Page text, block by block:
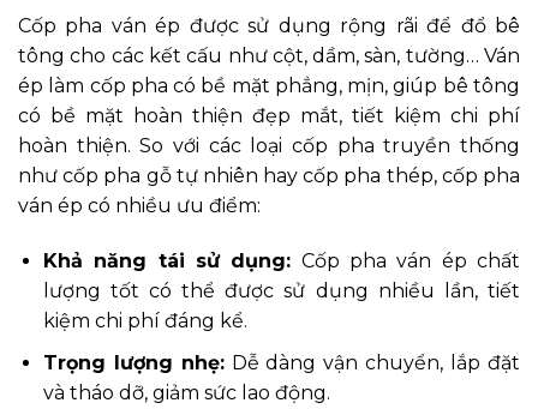
Cốp pha ván ép được sử dụng rộng rãi để đổ bê
tông cho các kết cấu như cột, dầm, sàn, tường… Ván
ép làm cốp pha có bề mặt phẳng, mịn, giúp bê tông
có bề mặt hoàn thiện đẹp mắt, tiết kiệm chi phí
hoàn thiện. So với các loại cốp pha truyền thống
như cốp pha gỗ tự nhiên hay cốp pha thép, cốp pha
ván ép có nhiều ưu điểm:
Khả năng tái sử dụng: Cốp pha ván ép chất
lượng tốt có thể được sử dụng nhiều lần, tiết
kiệm chi phí đáng kể.
Trọng lượng nhẹ:Dễ dàng vận chuyển, lắp đặt
và tháo dỡ, giảm sức lao động.